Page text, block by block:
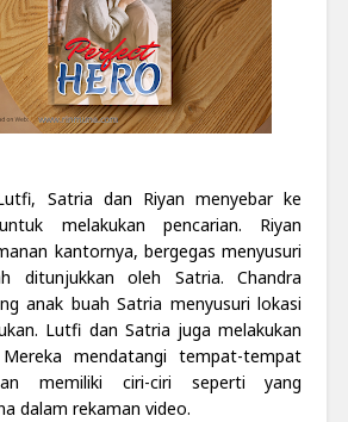
Satria dan Riyan menyebar ke
melakukan pencarian. Riyan
kantornya, bergegas menyusuri
ditunjukkan oleh Satria. Chandra
anak buah Satria menyusuri lokasi
Lutfi dan Satria juga melakukan
mendatangi tempat-tempat
memiliki ciri-ciri seperti yang
dalam rekaman video.